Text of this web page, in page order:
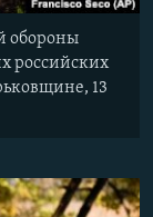
обороны
российских
13